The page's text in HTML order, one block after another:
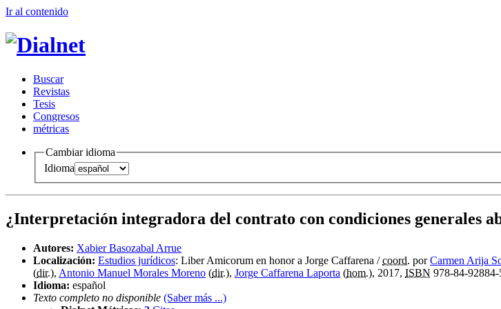
Ir al contenido
Buscar
Revistas
Tesis
Congresos
métricas
Cambiar idioma
Idioma
¿Interpretación integradora del contrato con condiciones generales
Autores: Xabier Basozabal Arrue
Localización: Estudios jurídicos: Liber Amicorum en honor a Jorge Caffarena /coord. porCarmen Arija
(dir.), Antonio Manuel Morales Moreno (dir.), Jorge Caffarena Laporta (hom.), 2017, ISBN 978-84-92884-
Idioma: español
Texto completo no disponible (Saber más ...)